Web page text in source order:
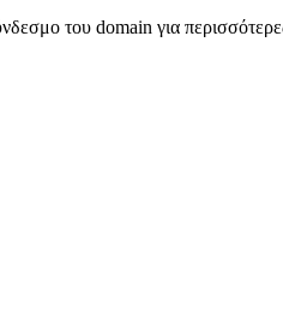
του domain για